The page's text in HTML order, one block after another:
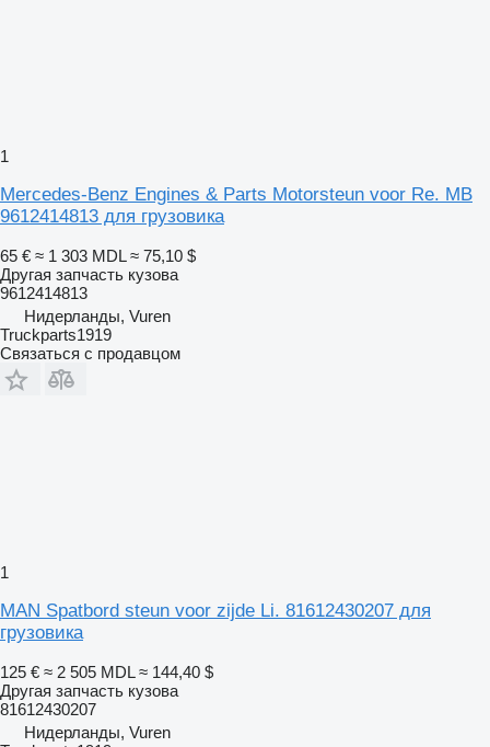
1
Mercedes-Benz Engines & Parts Motorsteun voor Re. MB
9612414813 для грузовика
65 € ≈ 1 303 MDL ≈ 75,10 $
Другая запчасть кузова
9612414813
Нидерланды, Vuren
Truckparts1919
Связаться с продавцом
1
MAN Spatbord steun voor zijde Li. 81612430207 для
грузовика
125 € ≈ 2 505 MDL ≈ 144,40 $
Другая запчасть кузова
81612430207
Нидерланды, Vuren